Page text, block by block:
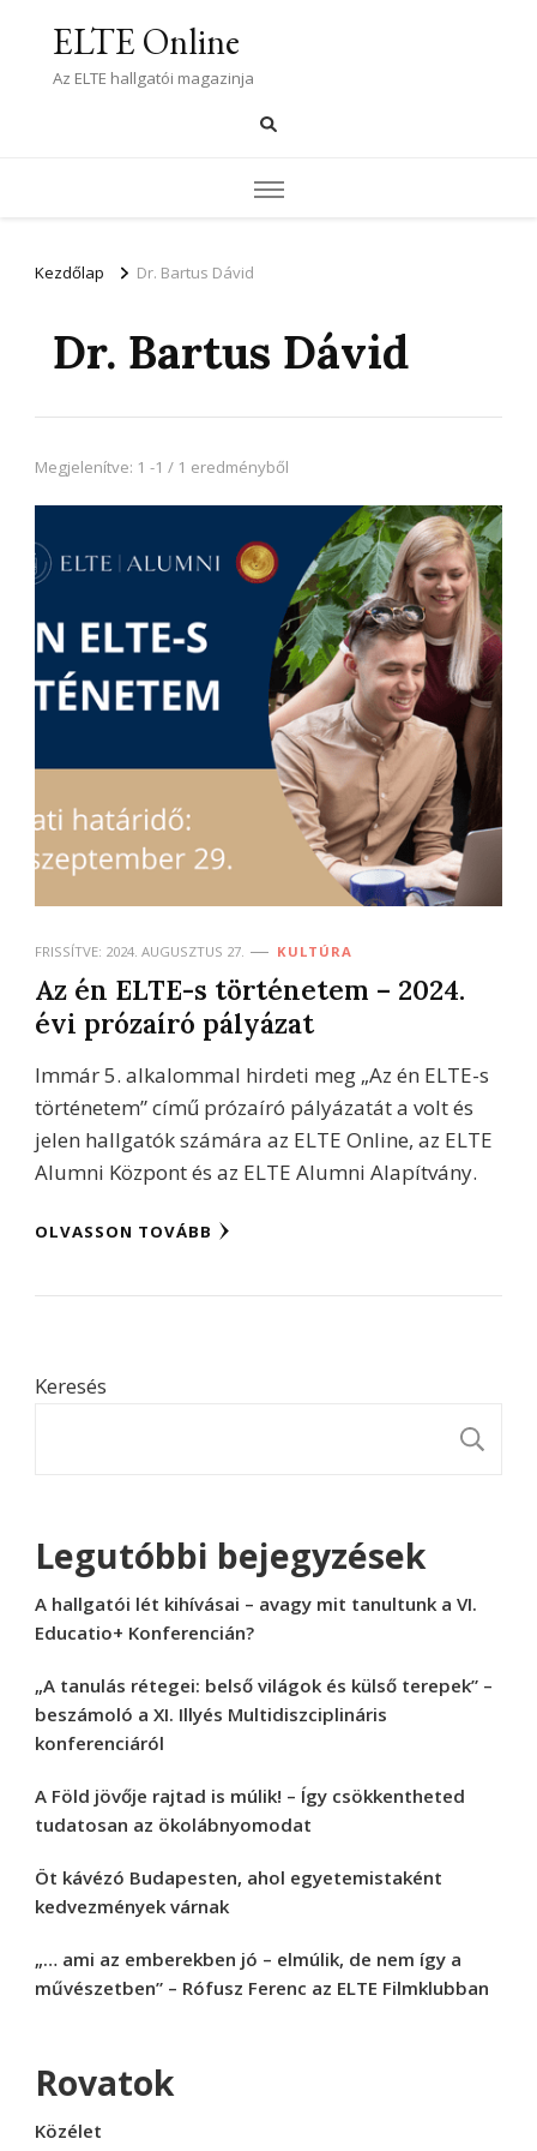
ELTE Online
Az ELTE hallgatói magazinja
Kezdőlap Dr. Bartus Dávid
Dr. Bartus Dávid
Megjelenítve: 1 -1 / 1 eredményből
FRISSÍTVE: 2024. AUGUSZTUS 27. KULTÚRA
Az én ELTE-s történetem – 2024.
évi prózaíró pályázat
Immár 5. alkalommal hirdeti meg „Az én ELTE-s
történetem” című prózaíró pályázatát a volt és
jelen hallgatók számára az ELTE Online, az ELTE
Alumni Központ és az ELTE Alumni Alapítvány.
OLVASSON TOVÁBB
Keresés
Legutóbbi bejegyzések
A hallgatói lét kihívásai – avagy mit tanultunk a VI.
Educatio+ Konferencián?
„A tanulás rétegei: belső világok és külső terepek” –
beszámoló a XI. Illyés Multidiszciplináris
konferenciáról
A Föld jövője rajtad is múlik! – Így csökkentheted
tudatosan az ökolábnyomodat
Öt kávézó Budapesten, ahol egyetemistaként
kedvezmények várnak
„… ami az emberekben jó – elmúlik, de nem így a
művészetben” – Rófusz Ferenc az ELTE Filmklubban
Rovatok
Közélet